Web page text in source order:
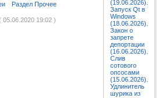
Раздел Прочее
19:02 )
(19.06.2026).
Запуск Qt в
Windows
(18.06.2026).
Закон о
запрете
депортации
(16.06.2026).
Слив
сотового
опсосами
(15.06.2026).
Удлинитель
шурика из